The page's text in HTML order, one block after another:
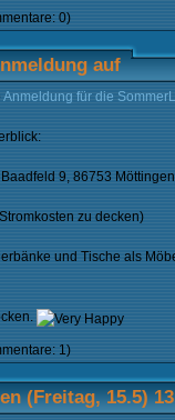
0)
auf
Anmeldung für die
Baadfeld 9, 86753
zu decken)
und Tische als
1)
(Freitag, 15.5)